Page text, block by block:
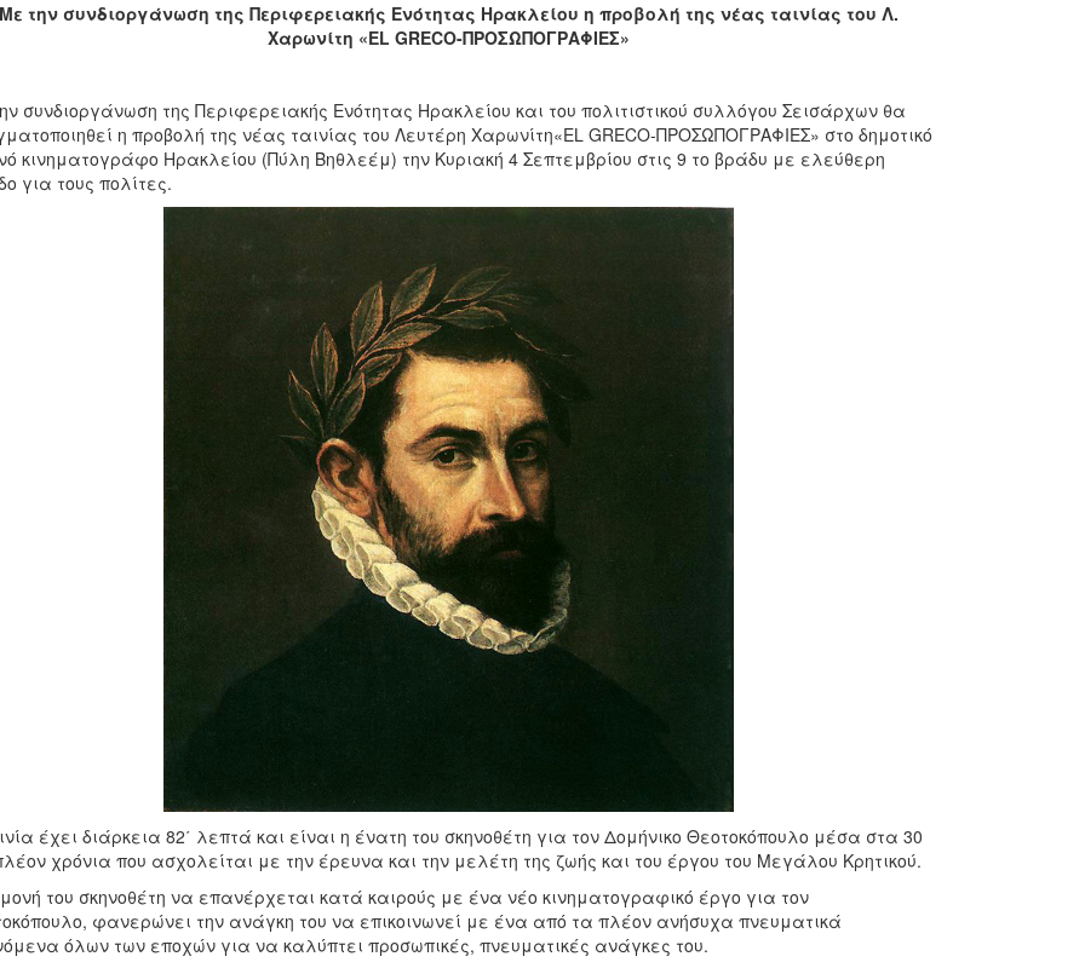
την συνδιοργάνωση της Περιφερειακής Ενότητας Ηρακλείου η προβολή της νέας ταινίας του Λ.
Χαρωνίτη «EL GRECO-ΠΡΟΣΩΠΟΓΡΑΦΙΕΣ»
συνδιοργάνωση της Περιφερειακής Ενότητας Ηρακλείου και του πολιτιστικού συλλόγου Σεισάρχων θα
η προβολή της νέας ταινίας του Λευτέρη Χαρωνίτη«EL GRECO-ΠΡΟΣΩΠΟΓΡΑΦΙΕΣ» στο δημοτικό
κινηματογράφο Ηρακλείου (Πύλη Βηθλεέμ) την Κυριακή 4 Σεπτεμβρίου στις 9 το βράδυ με ελεύθερη
για τους πολίτες.
έχει διάρκεια 82΄ λεπτά και είναι η ένατη του σκηνοθέτη για τον Δομήνικο Θεοτοκόπουλο μέσα στα 30
χρόνια που ασχολείται με την έρευνα και την μελέτη της ζωής και του έργου του Μεγάλου Κρητικού.
του σκηνοθέτη να επανέρχεται κατά καιρούς με ένα νέο κινηματογραφικό έργο για τον
φανερώνει την ανάγκη του να επικοινωνεί με ένα από τα πλέον ανήσυχα πνευματικά
όλων των εποχών για να καλύπτει προσωπικές, πνευματικές ανάγκες του.